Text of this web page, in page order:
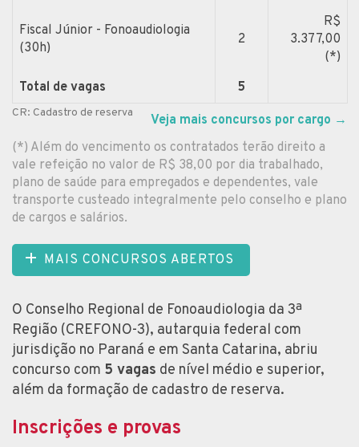
Fiscal Júnior - Fonoaudiologia
(30h)
2
R$
3.377,00
(*)
Total de vagas
5
CR: Cadastro de reserva Veja mais concursos por cargo →
(*) Além do vencimento os contratados terão direito a
vale refeição no valor de R$ 38,00 por dia trabalhado,
plano de saúde para empregados e dependentes, vale
transporte custeado integralmente pelo conselho e plano
de cargos e salários.
MAIS CONCURSOS ABERTOS
O Conselho Regional de Fonoaudiologia da 3ª
Região (CREFONO-3), autarquia federal com
jurisdição no Paraná e em Santa Catarina, abriu
concurso com 5 vagas de nível médio e superior,
além da formação de cadastro de reserva.
Inscrições e provas